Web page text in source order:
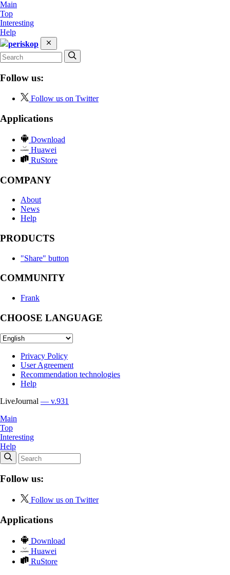
Main
Top
Interesting
Help
periskop
Follow us:
Follow us on Twitter
Applications
Download
Huawei
RuStore
COMPANY
About
News
Help
PRODUCTS
"Share" button
COMMUNITY
Frank
CHOOSE LANGUAGE
Privacy Policy
User Agreement
Recommendation technologies
Help
LiveJournal — v.931
Main
Top
Interesting
Help
Follow us:
Follow us on Twitter
Applications
Download
Huawei
RuStore